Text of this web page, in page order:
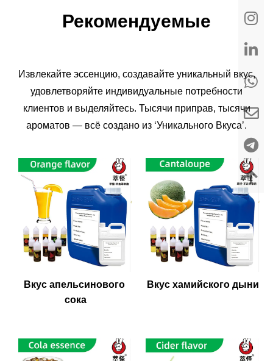
Рекомендуемые
Извлекайте эссенцию, создавайте уникальный вкус,
удовлетворяйте индивидуальные потребности
клиентов и выделяйтесь. Тысячи приправ, тысячи
ароматов — всё создано из ‘Уникального Вкуса’.
Вкус апельсинового
сока
Вкус хамийского дыни